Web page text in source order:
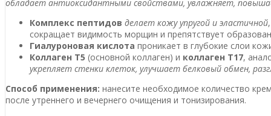
обладает антиоксидантными свойствами, увлажняет,
Комплекс пептидов делает кожу упругой и эластичной
сокращает видимость морщин и препятствует
Гиалуроновая кислота проникает в глубокие слои
Коллаген Т5 (основной коллаген) и коллаген Т17,
укрепляет стенки клеток, улучшает белковый обмен,
Способ применения: нанесите необходимое количество
после утреннего и вечернего очищения и тонизирования.